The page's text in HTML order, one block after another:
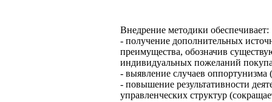
Внедрение методики обеспечивает:
- получение дополнительных
преимущества, обозначив
индивидуальных пожеланий
- выявление случаев оппортунизма
- повышение результативности
управленческих структур